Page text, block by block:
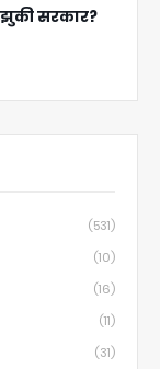
सरकार?
(531)
(10)
(16)
(11)
(31)